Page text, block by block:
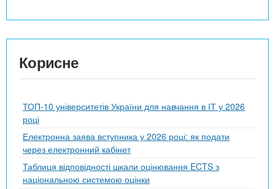
Корисне
ТОП-10 університетів України для навчання в ІТ у 2026
році
Електронна заява вступника у 2026 році: як подати
через електронний кабінет
Таблиця відповідності шкали оцінювання ECTS з
національною системою оцінки